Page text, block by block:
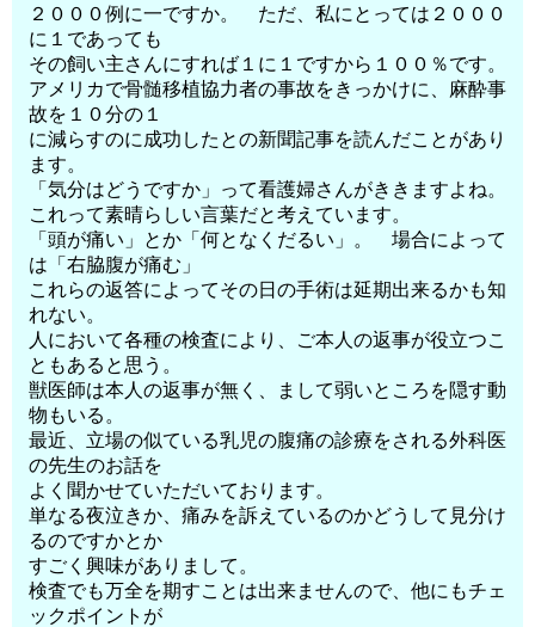
２０００例に一ですか。 ただ、私にとっては２０００
に１であっても
その飼い主さんにすれば１に１ですから１００％です。
アメリカで骨髄移植協力者の事故をきっかけに、麻酔事
故を１０分の１
に減らすのに成功したとの新聞記事を読んだことがあり
ます。
「気分はどうですか」って看護婦さんがききますよね。
これって素晴らしい言葉だと考えています。
「頭が痛い」とか「何となくだるい」。 場合によって
は「右脇腹が痛む」
これらの返答によってその日の手術は延期出来るかも知
れない。
人において各種の検査により、ご本人の返事が役立つこ
ともあると思う。
獣医師は本人の返事が無く、まして弱いところを隠す動
物もいる。
最近、立場の似ている乳児の腹痛の診療をされる外科医
の先生のお話を
よく聞かせていただいております。
単なる夜泣きか、痛みを訴えているのかどうして見分け
るのですかとか
すごく興味がありまして。
検査でも万全を期すことは出来ませんので、他にもチェ
ックポイントが